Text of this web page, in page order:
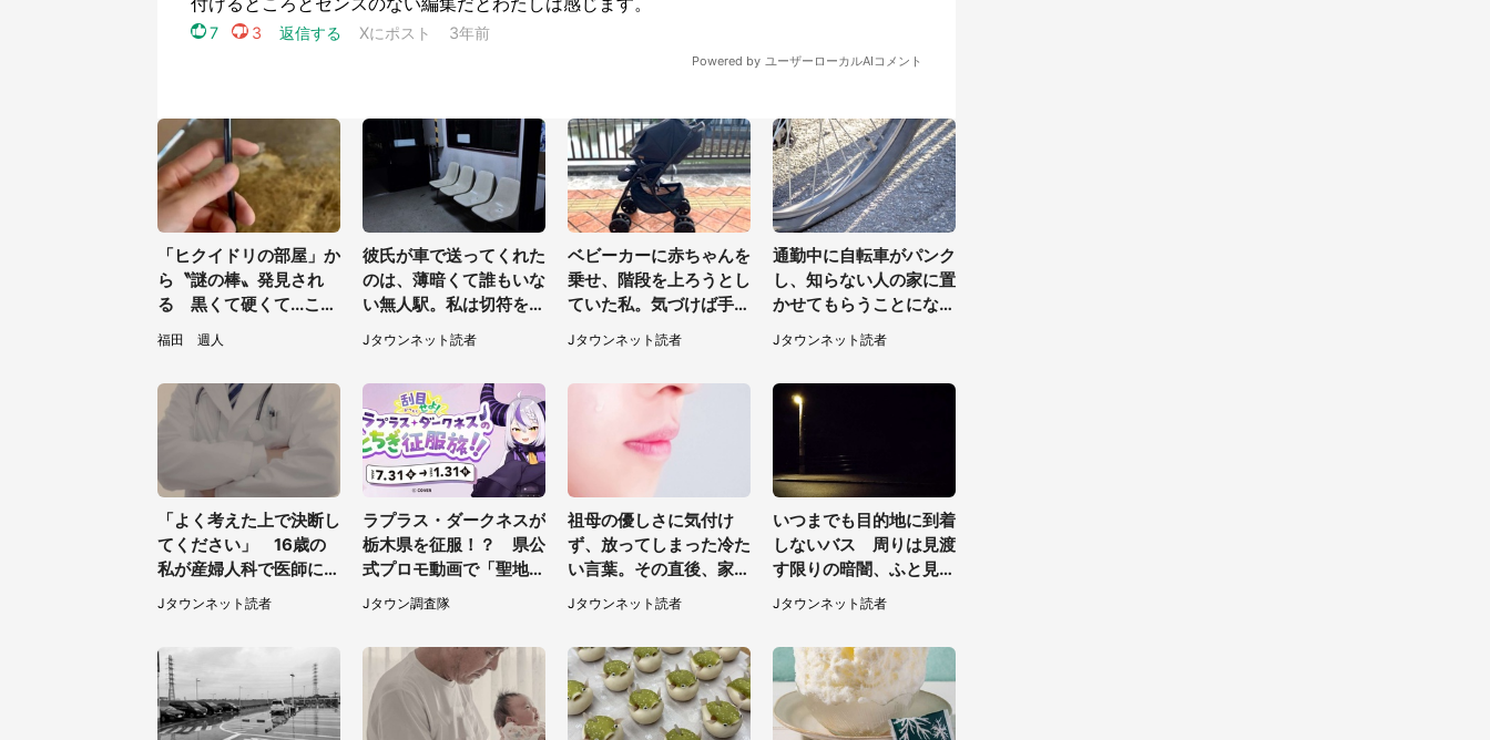
「ヒクイドリの部屋」か
ら〝謎の棒〟発見され
る 黒くて硬くて...これ
は何？動物園に聞く
福田 週人
彼氏が車で送ってくれた
のは、薄暗くて誰もいな
い無人駅。私は切符を買
おうとしたけれど（山形
県・20代女性）
Jタウンネット読者
ベビーカーに赤ちゃんを
乗せ、階段を上ろうとし
ていた私。気づけば手か
らベビーカーが消えてい
て（神奈川県・60代女
Jタウンネット読者
通勤中に自転車がパンク
し、知らない人の家に置
かせてもらうことになっ
た私。帰りに取りに行く
と、なんと...（東京都・
Jタウンネット読者
「よく考えた上で決断し
てください」 16歳の
私が産婦人科で医師に言
われた言葉
Jタウンネット読者
ラプラス・ダークネスが
栃木県を征服！？ 県公
式プロモ動画で「聖地」
が生産されてます【7／
31～1／31】
Jタウン調査隊
祖母の優しさに気付け
ず、放ってしまった冷た
い言葉。その直後、家の
テーブルの上で見つけた
ものは（福岡県・30代
女性）
Jタウンネット読者
いつまでも目的地に到着
しないバス 周りは見渡
す限りの暗闇、ふと見知
らぬ女性が出てきた（神
奈川県・40代男性）
Jタウンネット読者